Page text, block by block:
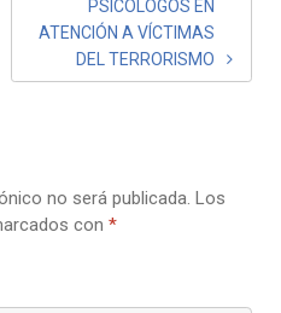
PSICÓLOGOS EN
ATENCIÓN A VÍCTIMAS
DEL TERRORISMO
no será publicada. Los
con *